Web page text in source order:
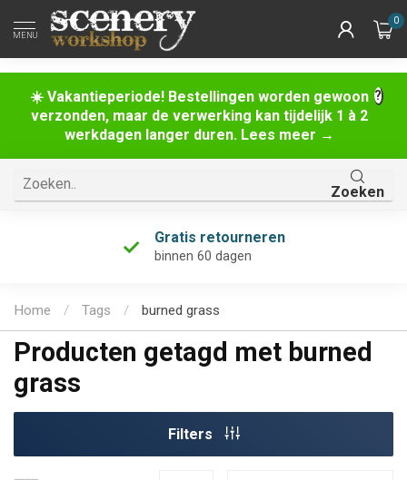
☀️ Vakantieperiode! Bestellingen worden gewoon
verzonden, maar de verwerking kan tijdelijk 1 à 2
werkdagen langer duren. Lees meer →
MENU
0
Zoeken
Gratis retourneren
binnen 60 dagen
Home / Tags / burned grass
Producten getagd met burned
grass
Filters